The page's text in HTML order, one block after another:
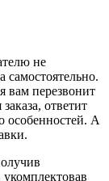
не
самостоятельно.
вам перезвонит
ответит
особенностей. А
укомплектовав